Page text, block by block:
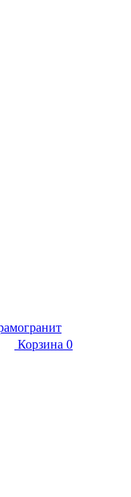
Корзина 0